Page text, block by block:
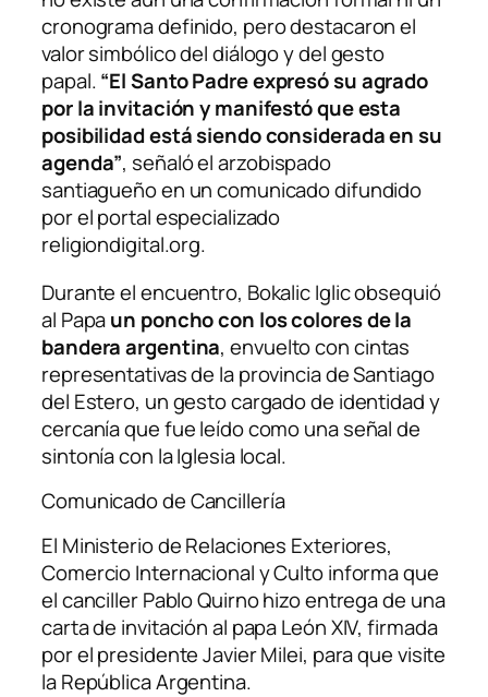
cronograma definido, pero destacaron el
valor simbólico del diálogo y del gesto
papal.“El Santo Padre expresó su agrado
por la invitación y manifestó que esta
posibilidad está siendo considerada en su
agenda”, señaló el arzobispado
santiagueño en un comunicado difundido
por el portal especializado
religiondigital.org.
Durante el encuentro, Bokalic Iglic obsequió
al Papaun poncho con los colores de la
bandera argentina, envuelto con cintas
representativas de la provincia de Santiago
del Estero, un gesto cargado de identidad y
cercanía que fue leído como una señal de
sintonía con la Iglesia local.
Comunicado de Cancillería
El Ministerio de Relaciones Exteriores,
Comercio Internacional y Culto informa que
el canciller Pablo Quirno hizo entrega de una
carta de invitación al papa León XIV, firmada
por el presidente Javier Milei, para que visite
la República Argentina.